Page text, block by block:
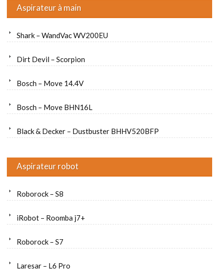
Aspirateur à main
Shark – WandVac WV200EU
Dirt Devil – Scorpion
Bosch – Move 14.4V
Bosch – Move BHN16L
Black & Decker – Dustbuster BHHV520BFP
Aspirateur robot
Roborock – S8
iRobot – Roomba j7+
Roborock – S7
Laresar – L6 Pro